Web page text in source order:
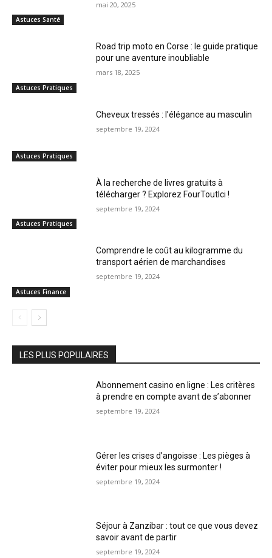
Astuces Santé
mai 20, 2025
Astuces Pratiques
Road trip moto en Corse : le guide pratique
pour une aventure inoubliable
mars 18, 2025
Astuces Pratiques
Cheveux tressés : l’élégance au masculin
septembre 19, 2024
Astuces Pratiques
À la recherche de livres gratuits à
télécharger ? Explorez FourToutIci !
septembre 19, 2024
Astuces Finance
Comprendre le coût au kilogramme du
transport aérien de marchandises
septembre 19, 2024
LES PLUS POPULAIRES
Abonnement casino en ligne : Les critères
à prendre en compte avant de s’abonner
septembre 19, 2024
Gérer les crises d’angoisse : Les pièges à
éviter pour mieux les surmonter !
septembre 19, 2024
Séjour à Zanzibar : tout ce que vous devez
savoir avant de partir
septembre 19, 2024